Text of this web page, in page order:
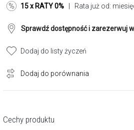
Cechy produktu
15 x RATY 0% | Rata już od:
Sprawdź dostępność i zarezerwuj
Dodaj do listy życzeń
Dodaj do porównania